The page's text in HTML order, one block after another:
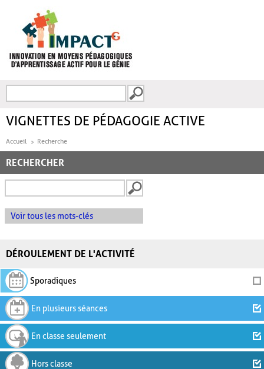
FORMULAIRE DE
VIGNETTES DE PÉDAGOGIE ACTIVE
Accueil Recherche
RECHERCHER
Voir tous les mots-clés
DÉROULEMENT DE L'ACTIVITÉ
Sporadiques
En plusieurs séances
En classe seulement
Hors classe